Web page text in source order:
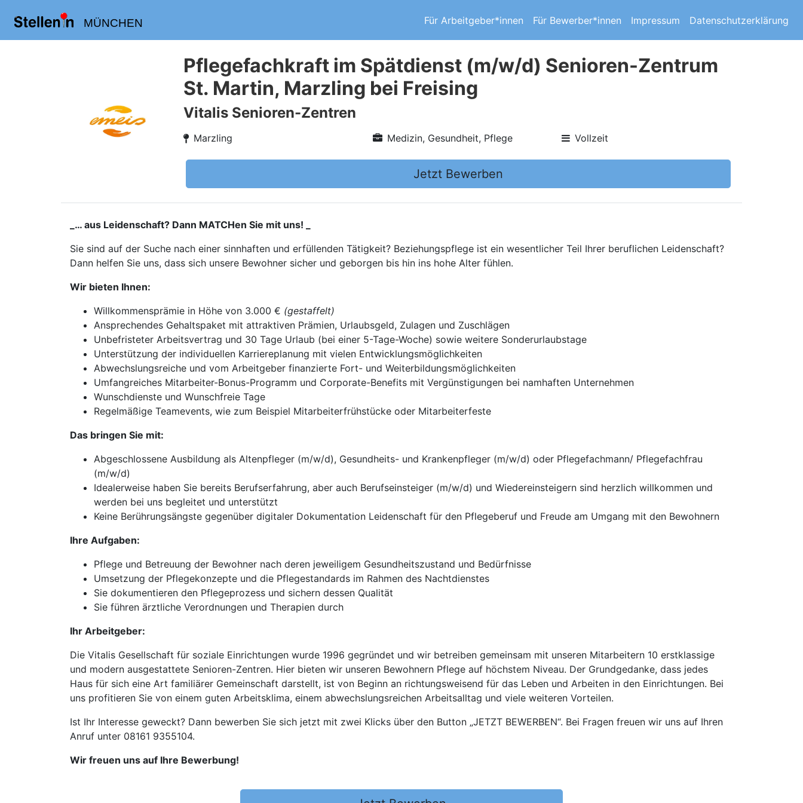
MÜNCHEN Für Arbeitgeber*innen Für Bewerber*innen Impressum Datenschutzerklärung
Pflegefachkraft im Spätdienst (m/w/d) Senioren-Zentrum
St. Martin, Marzling bei Freising
Vitalis Senioren-Zentren
Marzling Medizin, Gesundheit, Pflege Vollzeit
Jetzt Bewerben
_… aus Leidenschaft? Dann MATCHen Sie mit uns! _
Sie sind auf der Suche nach einer sinnhaften und erfüllenden Tätigkeit? Beziehungspflege ist ein wesentlicher Teil Ihrer beruflichen Leidenschaft?
Dann helfen Sie uns, dass sich unsere Bewohner sicher und geborgen bis hin ins hohe Alter fühlen.
Wir bieten Ihnen:
Willkommensprämie in Höhe von 3.000 € (gestaffelt)
Ansprechendes Gehaltspaket mit attraktiven Prämien, Urlaubsgeld, Zulagen und Zuschlägen
Unbefristeter Arbeitsvertrag und 30 Tage Urlaub (bei einer 5-Tage-Woche) sowie weitere Sonderurlaubstage
Unterstützung der individuellen Karriereplanung mit vielen Entwicklungsmöglichkeiten
Abwechslungsreiche und vom Arbeitgeber finanzierte Fort- und Weiterbildungsmöglichkeiten
Umfangreiches Mitarbeiter-Bonus-Programm und Corporate-Benefits mit Vergünstigungen bei namhaften Unternehmen
Wunschdienste und Wunschfreie Tage
Regelmäßige Teamevents, wie zum Beispiel Mitarbeiterfrühstücke oder Mitarbeiterfeste
Das bringen Sie mit:
Abgeschlossene Ausbildung als Altenpfleger (m/w/d), Gesundheits- und Krankenpfleger (m/w/d) oder Pflegefachmann/ Pflegefachfrau
(m/w/d)
Idealerweise haben Sie bereits Berufserfahrung, aber auch Berufseinsteiger (m/w/d) und Wiedereinsteigern sind herzlich willkommen und
werden bei uns begleitet und unterstützt
Keine Berührungsängste gegenüber digitaler Dokumentation Leidenschaft für den Pflegeberuf und Freude am Umgang mit den Bewohnern
Ihre Aufgaben:
Pflege und Betreuung der Bewohner nach deren jeweiligem Gesundheitszustand und Bedürfnisse
Umsetzung der Pflegekonzepte und die Pflegestandards im Rahmen des Nachtdienstes
Sie dokumentieren den Pflegeprozess und sichern dessen Qualität
Sie führen ärztliche Verordnungen und Therapien durch
Ihr Arbeitgeber:
Die Vitalis Gesellschaft für soziale Einrichtungen wurde 1996 gegründet und wir betreiben gemeinsam mit unseren Mitarbeitern 10 erstklassige
und modern ausgestattete Senioren-Zentren. Hier bieten wir unseren Bewohnern Pflege auf höchstem Niveau. Der Grundgedanke, dass jedes
Haus für sich eine Art familiärer Gemeinschaft darstellt, ist von Beginn an richtungsweisend für das Leben und Arbeiten in den Einrichtungen. Bei
uns profitieren Sie von einem guten Arbeitsklima, einem abwechslungsreichen Arbeitsalltag und viele weiteren Vorteilen.
Ist Ihr Interesse geweckt? Dann bewerben Sie sich jetzt mit zwei Klicks über den Button „JETZT BEWERBEN“. Bei Fragen freuen wir uns auf Ihren
Anruf unter 08161 9355104.
Wir freuen uns auf Ihre Bewerbung!